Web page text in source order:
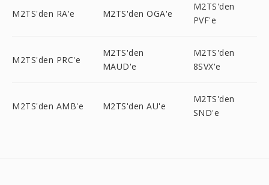
M2TS'den RA'e M2TS'den OGA'e
M2TS'den
PVF'e
M2TS'den PRC'e
M2TS'den
MAUD'e
M2TS'den
8SVX'e
M2TS'den AMB'e M2TS'den AU'e
M2TS'den
SND'e